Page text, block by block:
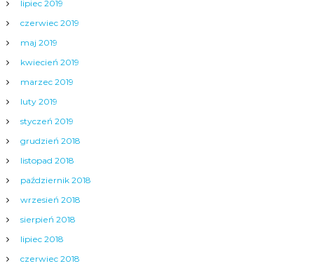
lipiec 2019
czerwiec 2019
maj 2019
kwiecień 2019
marzec 2019
luty 2019
styczeń 2019
grudzień 2018
listopad 2018
październik 2018
wrzesień 2018
sierpień 2018
lipiec 2018
czerwiec 2018